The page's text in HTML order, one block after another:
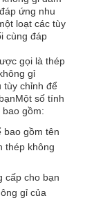
ứng nhu
loạt các tùy
cùng đáp
gọi là thép
gỉ
tùy chỉnh để
số tính
gồm:
bao gồm tên
thép không
cấp cho bạn
gỉ của